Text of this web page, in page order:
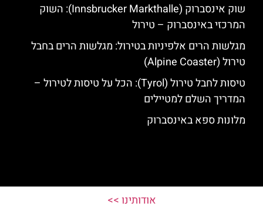
שוק אינסברוק (Innsbrucker Markthalle): השוק
המרכזי באינסברוק – טירול
מגלשות הרים אלפיניות בטירול: מגלשות הרים בחבל
טירול (Alpine Coaster)
טיסות לחבל טירול (Tyrol): הכל על טיסות לטירול –
המדריך השלם למטיילים
מלונות ספא באינסברוק
אודותינו >>